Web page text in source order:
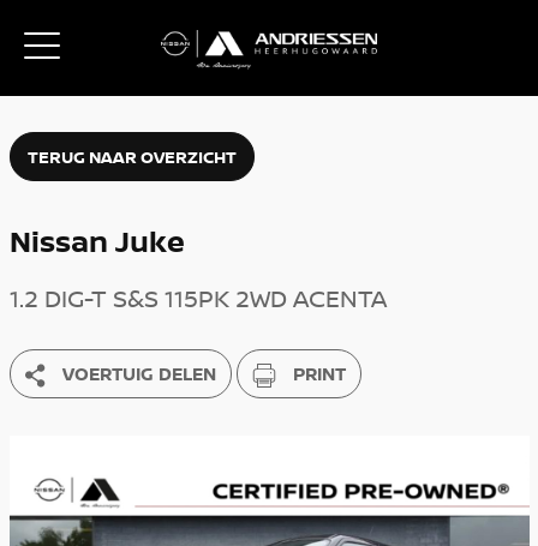
TERUG NAAR OVERZICHT
Nissan Juke
1.2 DIG-T S&S 115PK 2WD ACENTA
VOERTUIG DELEN PRINT